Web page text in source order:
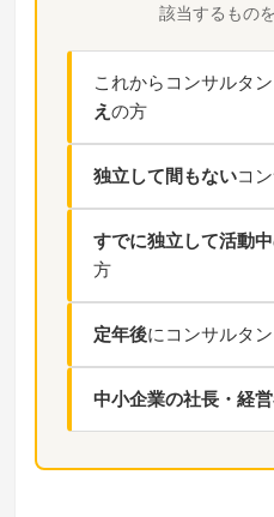
該当するもの
これからコンサルタ
えの方
独立して間もないコ
すでに独立して活動中
方
定年後にコンサルタ
中小企業の社長・経